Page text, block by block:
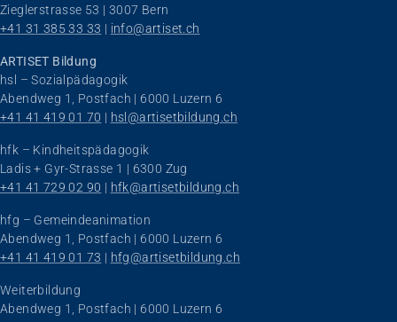
Zieglerstrasse 53 | 3007 Bern
+41 31 385 33 33 | info@artiset.ch
ARTISET Bildung
hsl – Sozialpädagogik
Abendweg 1, Postfach | 6000 Luzern 6
+41 41 419 01 70 | hsl@artisetbildung.ch
hfk – Kindheitspädagogik
Ladis + Gyr-Strasse 1 | 6300 Zug
+41 41 729 02 90 | hfk@artisetbildung.ch
hfg – Gemeindeanimation
Abendweg 1, Postfach | 6000 Luzern 6
+41 41 419 01 73 | hfg@artisetbildung.ch
Weiterbildung
Abendweg 1, Postfach | 6000 Luzern 6